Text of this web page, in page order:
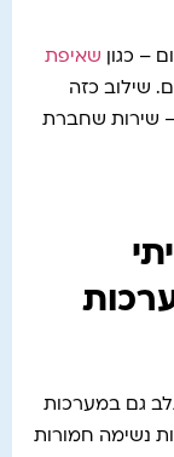
– כגון שאיפת
שילוב כזה
שירות שחברת
גם במערכות
נשימה חמורות